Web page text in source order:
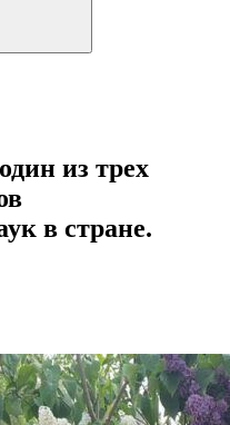
из трех
в стране.